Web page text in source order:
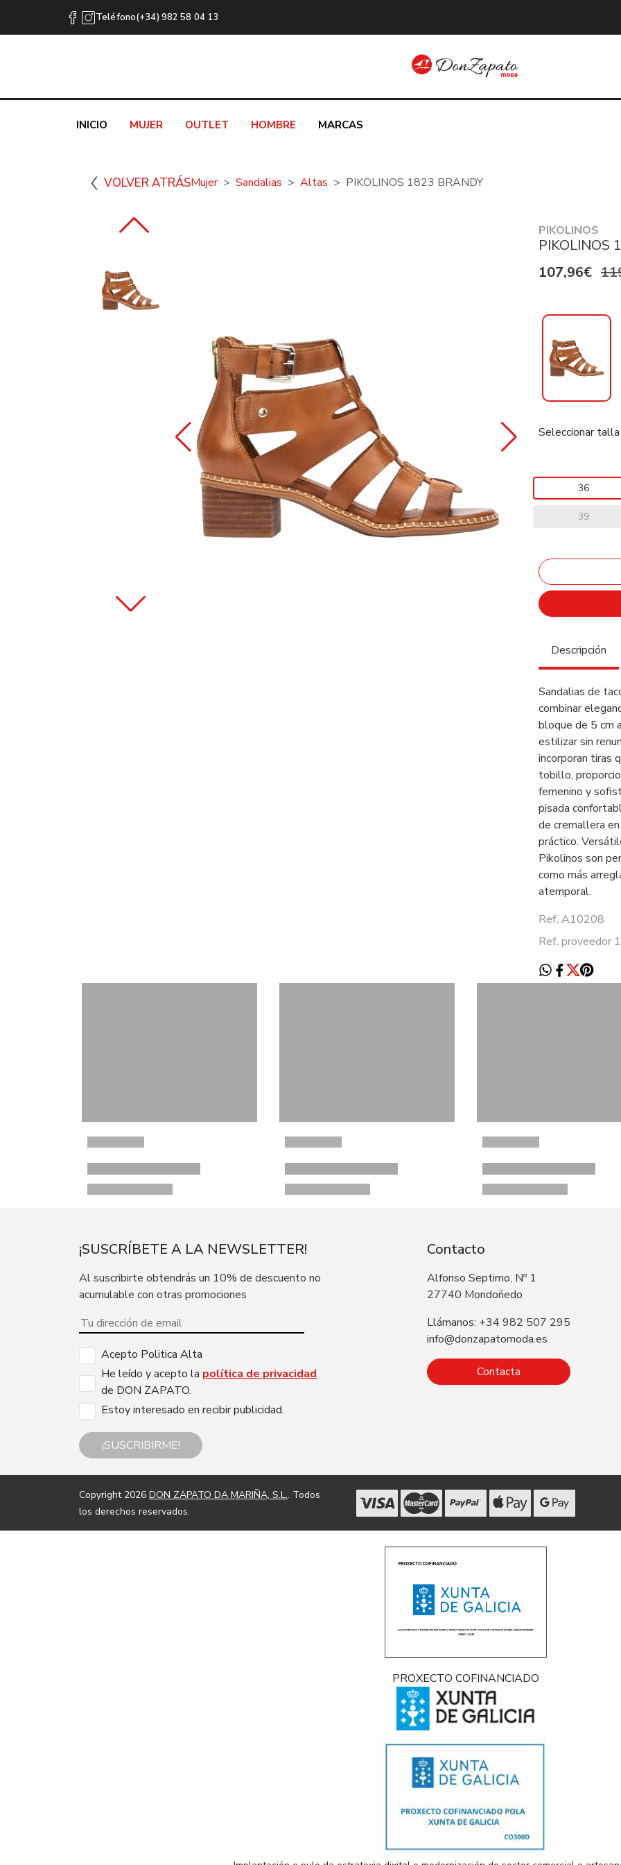
Teléfono(+34) 982 58 04 13
INICIO MUJER OUTLET HOMBRE MARCAS
VOLVER ATRÁSMujer Sandalias Altas PIKOLINOS 1823 BRANDY
PIKOLINOS
PIKOLINOS
107,96€
Seleccionar talla
36
39
Descripción
Sandalias de
combinar
bloque de 5 cm
estilizar sin
incorporan tiras
tobillo,
femenino y
pisada
de cremallera
práctico.
Pikolinos son
como más
atemporal.
Ref. A10208
Ref. proveedor
¡SUSCRÍBETE A LA NEWSLETTER!
Al suscribirte obtendrás un 10% de descuento no
acumulable con otras promociones
Acepto Politica Alta
He leído y acepto la política de privacidad
de DON ZAPATO.
Estoy interesado en recibir publicidad.
¡SUSCRIBIRME!
Contacto
Alfonso Septimo, Nº 1
27740 Mondoñedo
Llámanos: +34 982 507 295
info@donzapatomoda.es
Contacta
Copyright 2026 DON ZAPATO DA MARIÑA, S.L.. Todos
los derechos reservados.
PROXECTO COFINANCIADO